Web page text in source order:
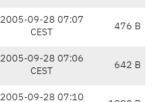
2005-09-28 07:07
CEST
476 B
2005-09-28 07:06
CEST
642 B
2005-09-28 07:10